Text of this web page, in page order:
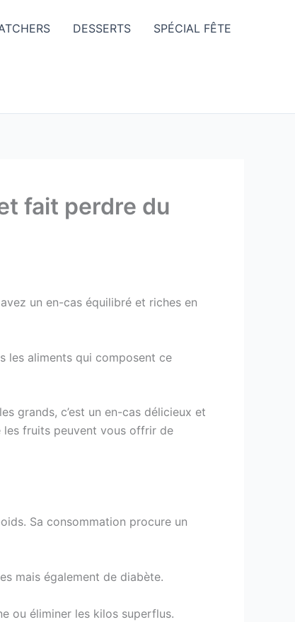
DESSERTS SPÉCIAL FÊTE
fait perdre du
un en-cas équilibré et riches en
les aliments qui composent ce
grands, c’est un en-cas délicieux et
les fruits peuvent vous offrir de
Sa consommation procure un
mais également de diabète.
ou éliminer les kilos superflus.